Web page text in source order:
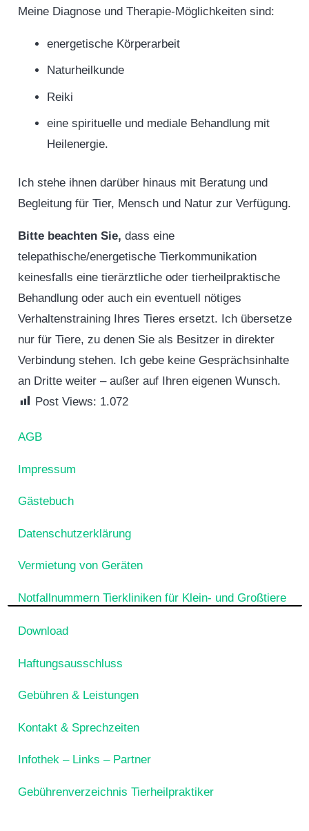
Meine Diagnose und Therapie-Möglichkeiten sind:
energetische Körperarbeit
Naturheilkunde
Reiki
eine spirituelle und mediale Behandlung mit
Heilenergie.
Ich stehe ihnen darüber hinaus mit Beratung und
Begleitung für Tier, Mensch und Natur zur Verfügung.
Bitte beachten Sie, dass eine
telepathische/energetische Tierkommunikation
keinesfalls eine tierärztliche oder tierheilpraktische
Behandlung oder auch ein eventuell nötiges
Verhaltenstraining Ihres Tieres ersetzt. Ich übersetze
nur für Tiere, zu denen Sie als Besitzer in direkter
Verbindung stehen. Ich gebe keine Gesprächsinhalte
an Dritte weiter – außer auf Ihren eigenen Wunsch.
Post Views: 1.072
AGB
Impressum
Gästebuch
Datenschutzerklärung
Vermietung von Geräten
Notfallnummern Tierkliniken für Klein- und Großtiere
Download
Haftungsausschluss
Gebühren & Leistungen
Kontakt & Sprechzeiten
Infothek – Links – Partner
Gebührenverzeichnis Tierheilpraktiker